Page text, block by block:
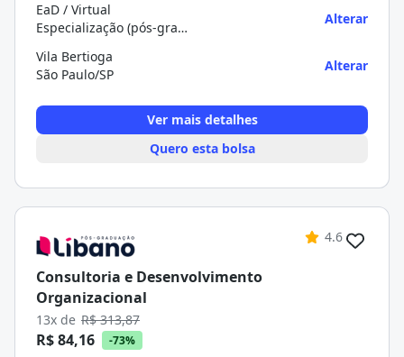
EaD / Virtual
Especialização (pós-graduação)
Alterar
Vila Bertioga
São Paulo/SP
Alterar
Ver mais detalhes
Quero esta bolsa
4.6
Consultoria e Desenvolvimento
Organizacional
13x de R$ 313,87
R$ 84,16 -73%